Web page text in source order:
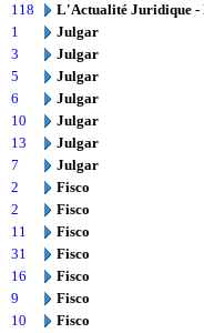
118
L'Actualité Juridique
1
Julgar
3
Julgar
5
Julgar
6
Julgar
10
Julgar
13
Julgar
7
Julgar
2
Fisco
2
Fisco
11
Fisco
31
Fisco
16
Fisco
9
Fisco
10
Fisco